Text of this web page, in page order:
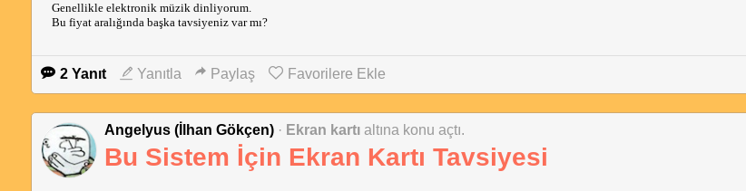
Genellikle elektronik müzik dinliyorum.
Bu fiyat aralığında başka tavsiyeniz var mı?
2 Yanıt Yanıtla Paylaş Favorilere Ekle
Angelyus (İlhan Gökçen) · Ekran kartı altına konu açtı.
Bu Sistem İçin Ekran Kartı Tavsiyesi